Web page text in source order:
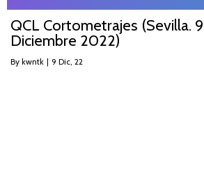
QCL Cortometrajes (Sevilla.
Diciembre 2022)
By kwntk | 9 Dic, 22